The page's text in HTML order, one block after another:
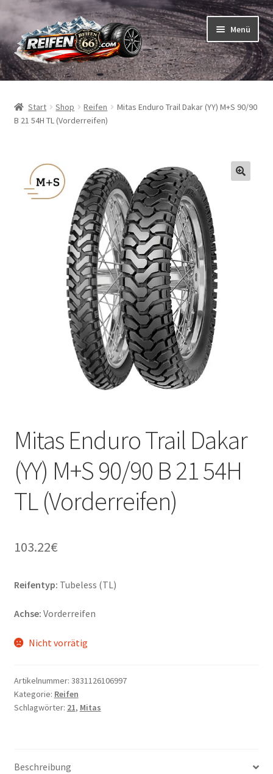
Zur
Navigation
springen
Zum
Inhalt
springen
Menü
Reifen
Schläuche
ABC
Start Shop Reifen
Mitas Enduro Trail Dakar (YY) M+S 90/90
B 21 54H TL (Vorderreifen)
Mitas Enduro Trail Dakar
(YY) M+S 90/90 B 21 54H
TL (Vorderreifen)
103.22€
Reifentyp: Tubeless (TL)
Achse: Vorderreifen
Nicht vorrätig
Artikelnummer: 3831126106997
Kategorie: Reifen
Schlagwörter: 21, Mitas
Beschreibung